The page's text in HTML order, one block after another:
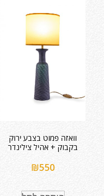
וואזה פמוט בצבע ירוק
בקבוק + אהיל צילינדר
₪550